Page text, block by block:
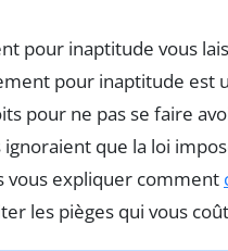
pour inaptitude vous
pour inaptitude
pour ne pas se faire
ignoraient que la loi
vous expliquer comment
les pièges qui vous